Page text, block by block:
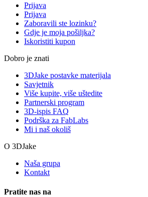
Prijava
Prijava
Zaboravili ste lozinku?
Gdje je moja pošiljka?
Iskoristiti kupon
Dobro je znati
3DJake postavke materijala
Savjetnik
Više kupite, više uštedite
Partnerski program
3D-ispis FAQ
Podrška za FabLabs
Mi i naš okoliš
O 3DJake
Naša grupa
Kontakt
Pratite nas na